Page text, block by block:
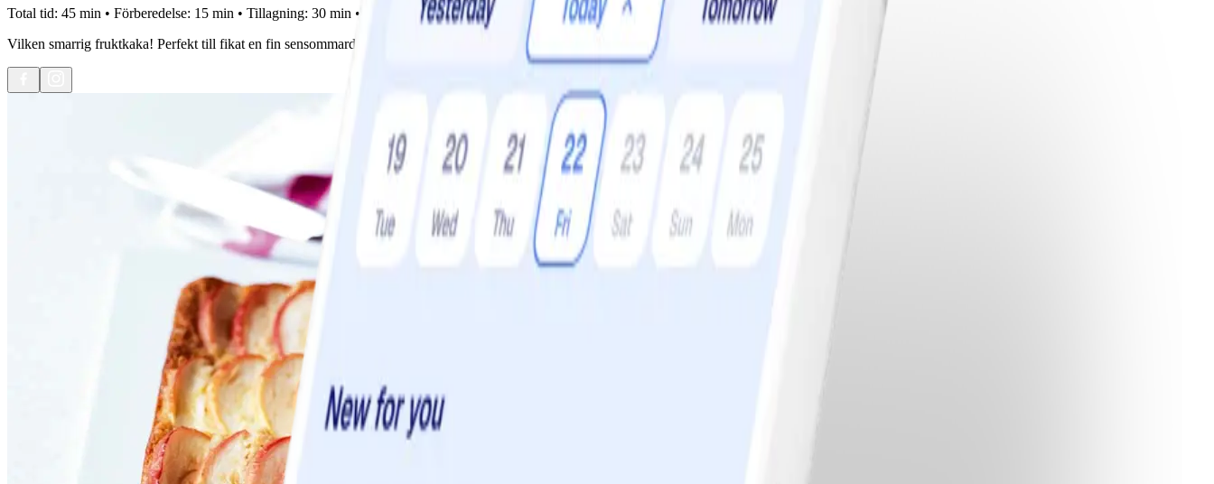
Total tid: 45 min • Förberedelse: 15 min • Tillagning: 30 min • 16 •Svårighetsgrad:
Lätt
Vilken smarrig fruktkaka! Perfekt till fikat en fin sensommardag. Använd din favoritäppelsort, gärna en fast sort som behåller formen vid tillagning i ugn.